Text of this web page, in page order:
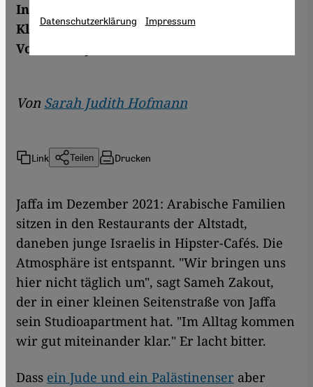
In ihren Clips nennen sie sich: "Dugri" -
Klartext reden für eine bessere Zukunft.
Von Sarah Judith Hofmann
Von Sarah Judith Hofmann
Link Teilen Drucken
Jaffa im Dezember 2021: Arabische Familien
sitzen in den Restaurants der Altstadt,
daneben junge Israelis in Hipster-Cafés. Die
Atmosphäre ist entspannt. "Wir bringen uns
hier nicht täglich um", sagt Sameh Zakout,
der in einer kleinen Seitenstraße von Jaffa
sein Studioapartment hat. "Im Alltag kommen
wir gut miteinander klar." Er lacht bitter.
Dass ein Jude und ein Palästinenser aber
Datenschutzerklärung Impressum